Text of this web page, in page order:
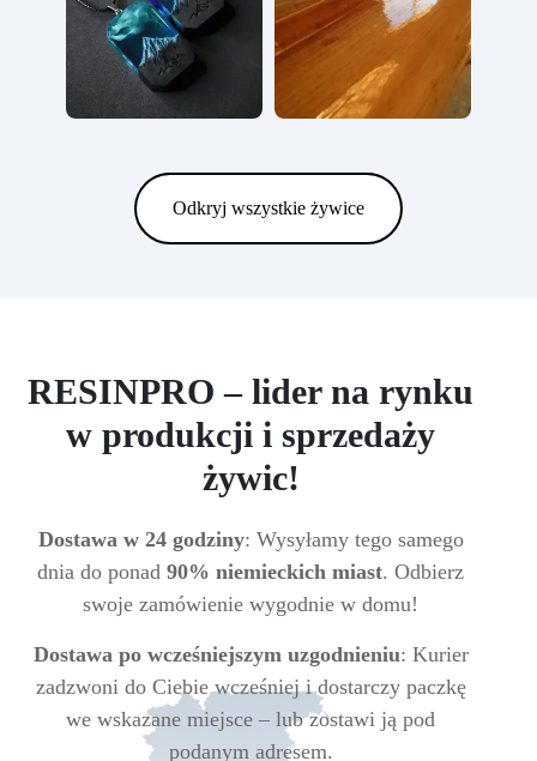
Odkryj wszystkie żywice
RESINPRO – lider na rynku
w produkcji i sprzedaży
żywic!
Dostawa w 24 godziny: Wysyłamy tego samego
dnia do ponad 90% niemieckich miast. Odbierz
swoje zamówienie wygodnie w domu!
Dostawa po wcześniejszym uzgodnieniu: Kurier
zadzwoni do Ciebie wcześniej i dostarczy paczkę
we wskazane miejsce – lub zostawi ją pod
podanym adresem.